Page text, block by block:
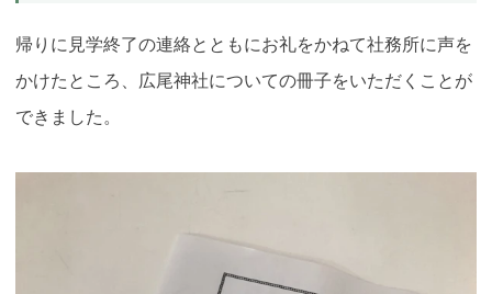
帰りに見学終了の連絡とともにお礼をかねて社務所に声を
かけたところ、広尾神社についての冊子をいただくことが
できました。